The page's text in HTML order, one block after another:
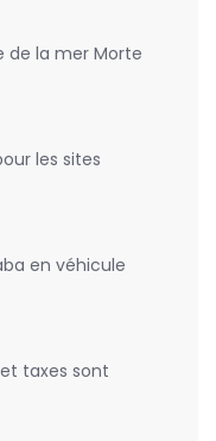
de la mer Morte
les sites
en véhicule
taxes sont